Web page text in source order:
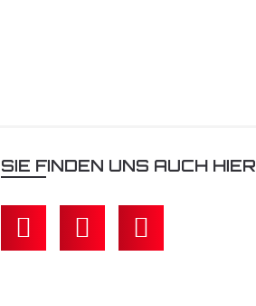
SIE FINDEN UNS AUCH HIER